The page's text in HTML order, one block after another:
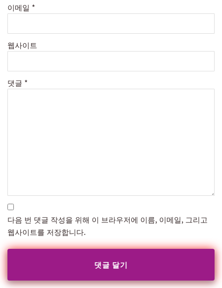
이메일 *
웹사이트
댓글 *
다음 번 댓글 작성을 위해 이 브라우저에 이름, 이메일, 그리고
웹사이트를 저장합니다.